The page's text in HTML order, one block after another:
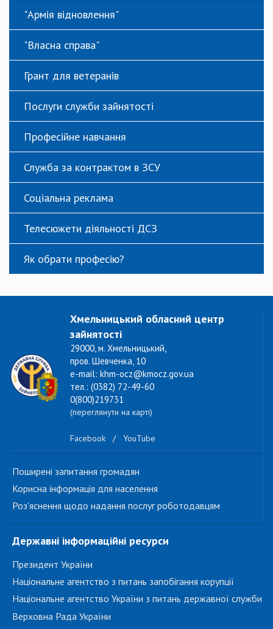
"Армія відновлення"
"Власна справа"
Грант для ветеранів
Послуги служби зайнятості
Професійне навчання
Служба за контрактом в ЗСУ
Соціальна реклама
Телесюжети діяльності ДСЗ
Як обрати професію?
Хмельницький обласний центр
зайнятості
29000, м. Хмельницький,
пров. Шевченка, 10
e-mail: khm-ocz@kmocz.gov.ua
тел.: (0382) 72-49-60
0(800)219731
(переглянути на карті)
Facebook / YouTube
Поширені запитання громадян
Корисна інформація для населення
Роз'яснення щодо надання послуг роботодавцям
Державні інформаційні ресурси
Президент України
Національне агентство з питань запобігання корупції
Національне агентство України з питань державної служби
Верховна Рада України